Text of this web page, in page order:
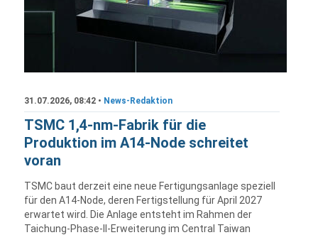
31.07.2026, 08:42 • News-Redaktion
TSMC 1,4-nm-Fabrik für die
Produktion im A14-Node schreitet
voran
TSMC baut derzeit eine neue Fertigungsanlage speziell
für den A14-Node, deren Fertigstellung für April 2027
erwartet wird. Die Anlage entsteht im Rahmen der
Taichung-Phase-II-Erweiterung im Central Taiwan